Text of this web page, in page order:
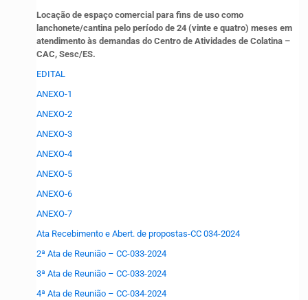
Locação de espaço comercial para fins de uso como
lanchonete/cantina pelo período de 24 (vinte e quatro) meses em
atendimento às demandas do Centro de Atividades de Colatina –
CAC, Sesc/ES.
EDITAL
ANEXO-1
ANEXO-2
ANEXO-3
ANEXO-4
ANEXO-5
ANEXO-6
ANEXO-7
Ata Recebimento e Abert. de propostas-CC 034-2024
2ª Ata de Reunião – CC-033-2024
3ª Ata de Reunião – CC-033-2024
4ª Ata de Reunião – CC-034-2024